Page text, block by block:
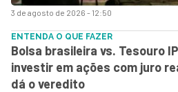
3 de agosto de 2026 - 12:50
ENTENDA O QUE FAZER
Bolsa brasileira vs. Tesouro
investir em ações com juro
dá o veredito